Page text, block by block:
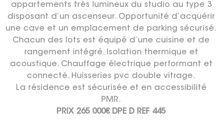
appartements très lumineux du studio au type 3
disposant d’un ascenseur. Opportunité d’acquérir
une cave et un emplacement de parking sécurisé.
Chacun des lots est équipé d’une cuisine et de
rangement intégré. Isolation thermique et
acoustique. Chauffage électrique performant et
connecté. Huisseries pvc double vitrage.
La résidence est sécurisée et en accessibilité
PMR.
PRIX 265 000€ DPE D REF 445